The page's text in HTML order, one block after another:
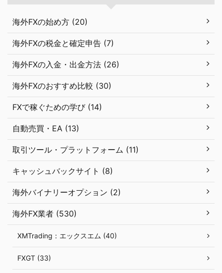
海外FXの始め方 (20)
海外FXの税金と確定申告 (7)
海外FXの入金・出金方法 (26)
海外FXのおすすめ比較 (30)
FXで稼ぐための学び (14)
自動売買・EA (13)
取引ツール・プラットフォーム (11)
キャッシュバックサイト (8)
海外バイナリーオプション (2)
海外FX業者 (530)
XMTrading：エックスエム (40)
FXGT (33)